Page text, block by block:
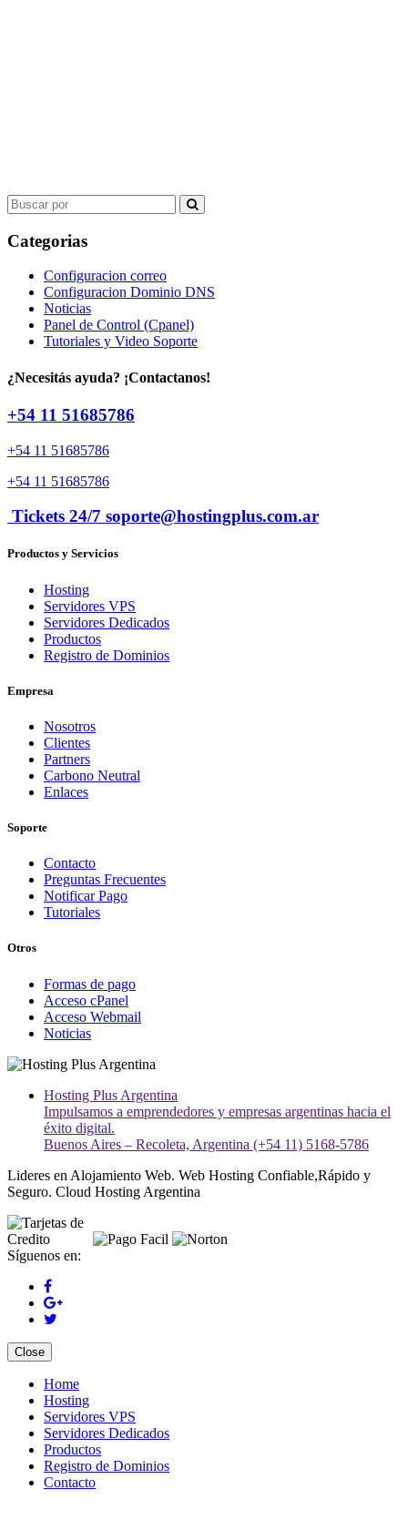
Search
for:
Categorias
Configuracion correo
Configuracion Dominio DNS
Noticias
Panel de Control (Cpanel)
Tutoriales y Video Soporte
¿Necesitás ayuda? ¡Contactanos!
+54 11 51685786
+54 11 51685786
+54 11 51685786
Tickets 24/7 soporte@hostingplus.com.ar
Productos y Servicios
Hosting
Servidores VPS
Servidores Dedicados
Productos
Registro de Dominios
Empresa
Nosotros
Clientes
Partners
Carbono Neutral
Enlaces
Soporte
Contacto
Preguntas Frecuentes
Notificar Pago
Tutoriales
Otros
Formas de pago
Acceso cPanel
Acceso Webmail
Noticias
Hosting Plus Argentina
Impulsamos a emprendedores y empresas argentinas hacia el
éxito digital.
Buenos Aires – Recoleta, Argentina (+54 11) 5168-5786
Lideres en Alojamiento Web. Web Hosting Confiable,Rápido y
Seguro. Cloud Hosting Argentina
Síguenos en:
Close
Home
Hosting
Servidores VPS
Servidores Dedicados
Productos
Registro de Dominios
Contacto